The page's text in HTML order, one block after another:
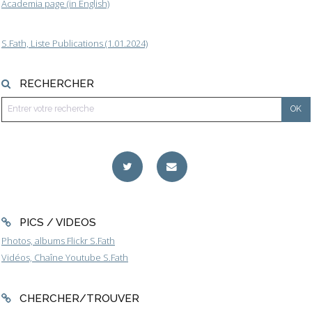
Academia page (in English)
S.Fath, Liste Publications (1.01.2024)
RECHERCHER
PICS / VIDEOS
Photos, albums Flickr S.Fath
Vidéos, Chaîne Youtube S.Fath
CHERCHER/TROUVER